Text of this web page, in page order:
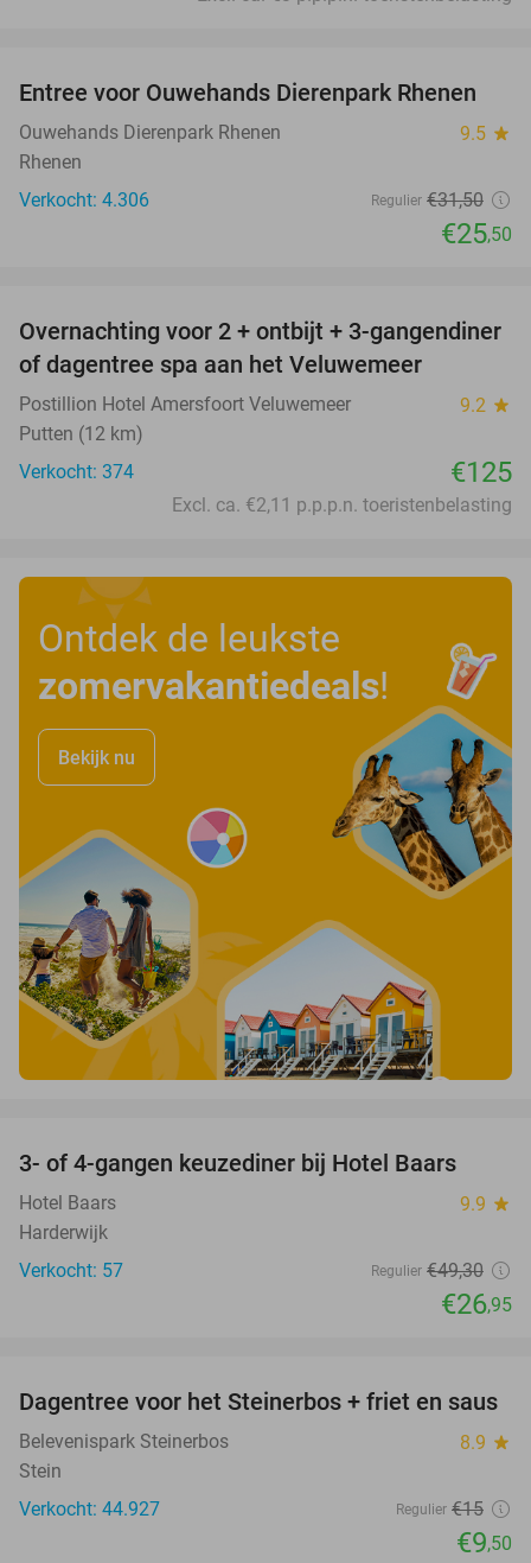
19%
Entree voor Ouwehands Dierenpark Rhenen
Ouwehands Dierenpark Rhenen 9.5 star
Rhenen
Verkocht: 4.306
Regulier €31,50
€25,50
Overnachting voor 2 + ontbijt + 3-gangendiner
of dagentree spa aan het Veluwemeer
Postillion Hotel Amersfoort Veluwemeer 9.2 star
Putten (12 km)
Verkocht: 374
€125
Excl. ca. €2,11 p.p.p.n. toeristenbelasting
Ontdek de leukste
zomervakantiedeals!
Bekijk nu
3- of 4-gangen keuzediner bij Hotel Baars
Hotel Baars 9.9 star
Harderwijk
Verkocht: 57
Regulier €49,30
€26,95
37%
Dagentree voor het Steinerbos + friet en saus
Belevenispark Steinerbos 8.9 star
Stein
Verkocht: 44.927
Regulier €15
€9,50